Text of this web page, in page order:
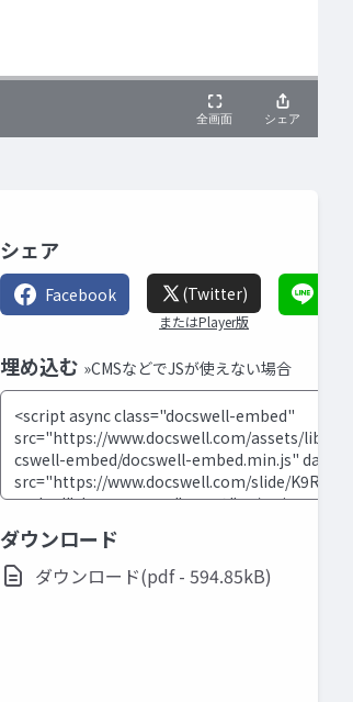
シェア
Facebook (Twitter)
またはPlayer版
埋め込む »CMSなどでJSが使えない場合
ダウンロード
ダウンロード(pdf - 594.85kB)